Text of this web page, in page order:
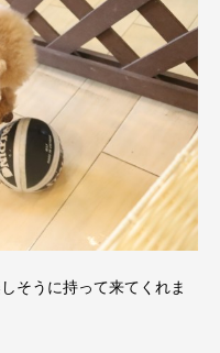
そうに持って来てくれま